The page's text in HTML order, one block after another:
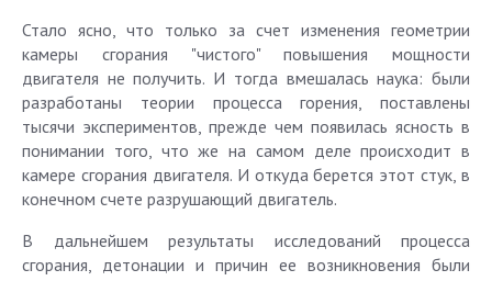
Стало ясно, что только за счет изменения геометрии
камеры сгорания "чистого" повышения мощности
двигателя не получить. И тогда вмешалась наука: были
разработаны теории процесса горения, поставлены
тысячи экспериментов, прежде чем появилась ясность в
понимании того, что же на самом деле происходит в
камере сгорания двигателя. И откуда берется этот стук, в
конечном счете разрушающий двигатель.
В дальнейшем результаты исследований процесса
сгорания, детонации и причин ее возникновения были